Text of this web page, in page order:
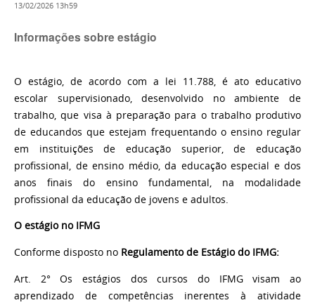
13/02/2026 13h59
Informações sobre estágio
O estágio, de acordo com a lei 11.788, é ato educativo
escolar supervisionado, desenvolvido no ambiente de
trabalho, que visa à preparação para o trabalho produtivo
de educandos que estejam frequentando o ensino regular
em instituições de educação superior, de educação
profissional, de ensino médio, da educação especial e dos
anos finais do ensino fundamental, na modalidade
profissional da educação de jovens e adultos.
O estágio no IFMG
Conforme disposto no Regulamento de Estágio do IFMG:
Art. 2° Os estágios dos cursos do IFMG visam ao
aprendizado de competências inerentes à atividade